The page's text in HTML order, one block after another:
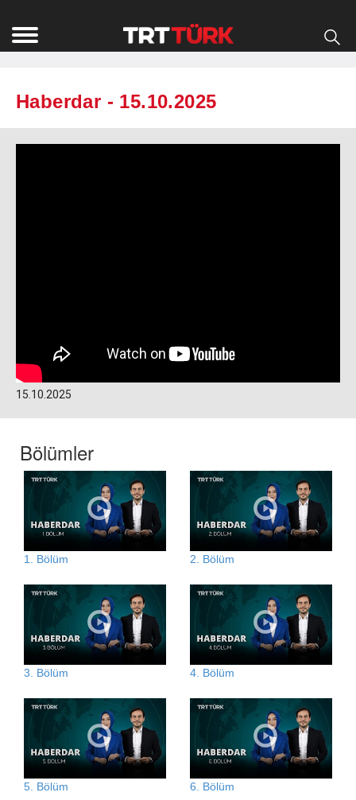
Haberdar - 15.10.2025
15.10.2025
Bölümler
1. Bölüm 2. Bölüm
3. Bölüm 4. Bölüm
5. Bölüm 6. Bölüm